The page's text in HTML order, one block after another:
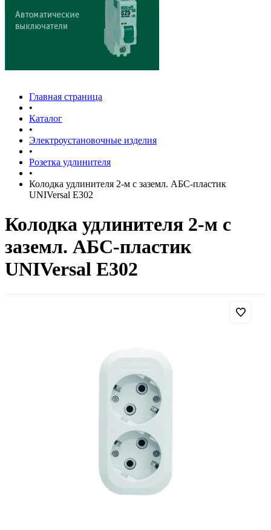
Главная страница
•
Каталог
•
Электроустановочные изделия
•
Розетка удлинителя
•
Колодка удлинителя 2-м с заземл. АБС-пластик
UNIVersal E302
Колодка удлинителя 2-м с
заземл. АБС-пластик
UNIVersal E302